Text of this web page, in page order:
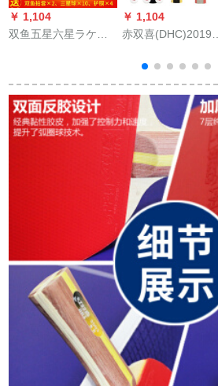
￥ 1,104
双鱼五星六星ラケト5
习すること。
￥ 1,104
赤双喜(DHC)2019新
ト横撮りT 1002+T
1006